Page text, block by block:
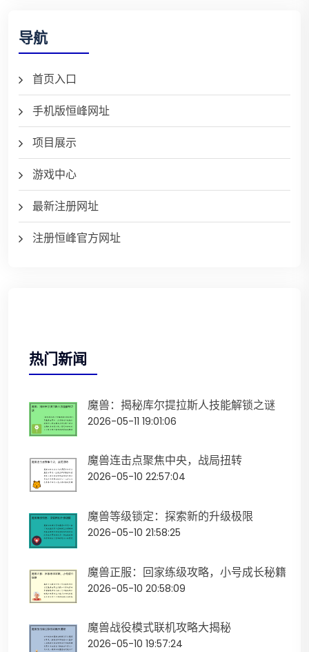
导航
首页入口
手机版恒峰网址
项目展示
游戏中心
最新注册网址
注册恒峰官方网址
热门新闻
魔兽：揭秘库尔提拉斯人技能解锁之谜
2026-05-11 19:01:06
魔兽连击点聚焦中央，战局扭转
2026-05-10 22:57:04
魔兽等级锁定：探索新的升级极限
2026-05-10 21:58:25
魔兽正服：回家练级攻略，小号成长秘籍
2026-05-10 20:58:09
魔兽战役模式联机攻略大揭秘
2026-05-10 19:57:24